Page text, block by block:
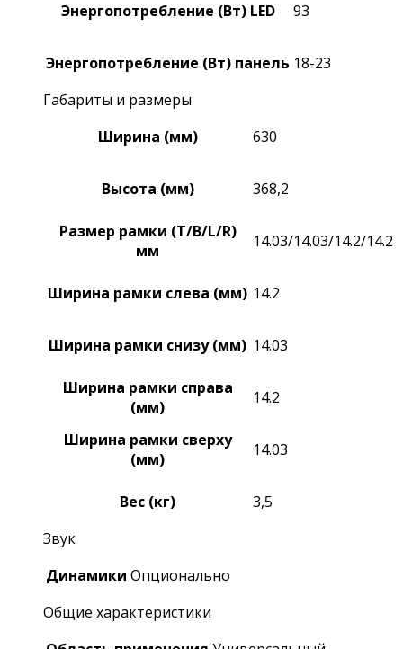
Энергопотребление (Вт) LED
93
Энергопотребление (Вт) панель 18-23
Габариты и размеры
Ширина (мм)
630
Высота (мм) 368,2
Размер рамки (T/B/L/R)
мм
14.03/14.03/14.2/14.2
Ширина рамки слева (мм) 14.2
Ширина рамки снизу (мм) 14.03
Ширина рамки справа
(мм)
14.2
Ширина рамки сверху
(мм)
14.03
Вес (кг)
3,5
Звук
Динамики Опционально
Общие характеристики